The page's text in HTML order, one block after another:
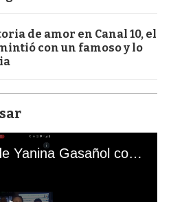
de amor en Canal 10, el
con un famoso y lo
El mal momento de Yanina Gasañol con un hincha argentino en "Subrayado"